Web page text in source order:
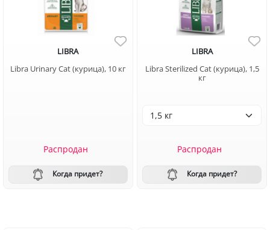
LIBRA
Libra Urinary Cat (курица), 10 кг
Распродан
Когда придет?
LIBRA
Libra Sterilized Cat (курица), 1,5
кг
Распродан
Когда придет?